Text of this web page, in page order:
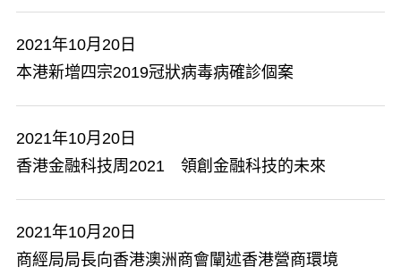
2021年10月20日
本港新增四宗2019冠狀病毒病確診個案
2021年10月20日
香港金融科技周2021 領創金融科技的未來
2021年10月20日
商經局局長向香港澳洲商會闡述香港營商環境